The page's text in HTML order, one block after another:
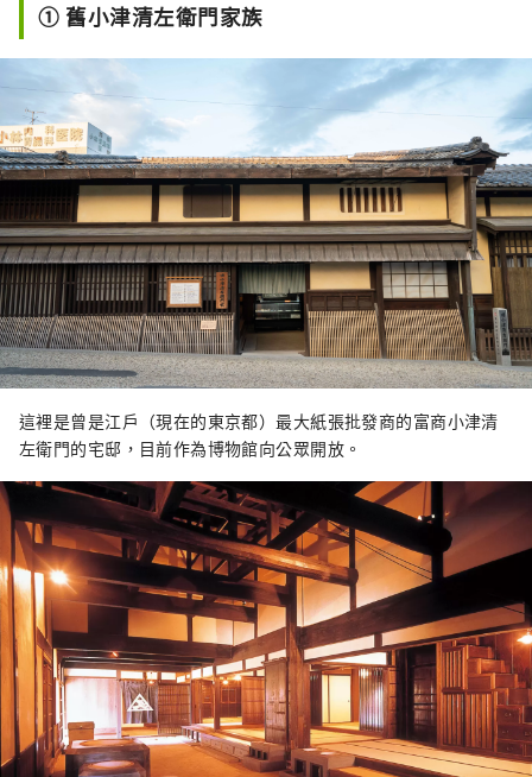
① 舊小津清左衛門家族
這裡是曾是江戶（現在的東京都）最大紙張批發商的富商小津清
左衛門的宅邸，目前作為博物館向公眾開放。